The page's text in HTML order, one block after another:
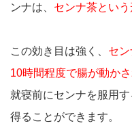
ンナは、 センナ茶という
この効き目は強く、 セ
10時間程度で腸が動か
就寝前にセンナを服用
得ることができます。